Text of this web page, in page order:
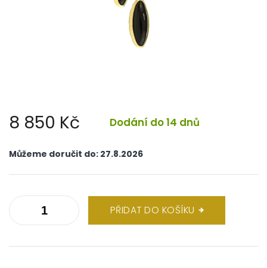
8 850 Kč Dodání do 14 dnů
cena:
Můžeme doručit do: 27.8.2026
PŘIDAT DO KOŠÍKU